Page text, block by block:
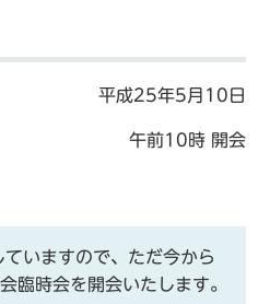
平成25年5月10日
午前10時 開会
いますので、ただ今から
臨時会を開会いたします。